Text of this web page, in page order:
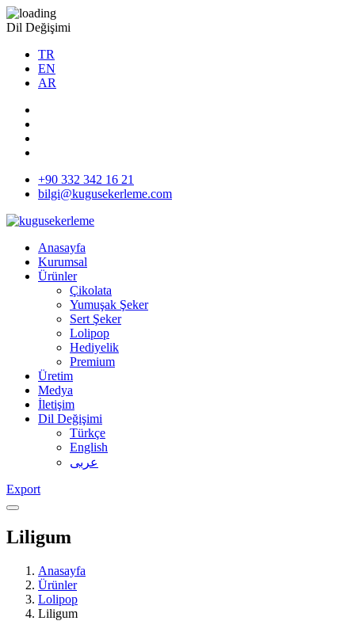
Dil Değişimi
TR
EN
AR
+90 332 342 16 21
bilgi@kugusekerleme.com
Anasayfa
Kurumsal
Ürünler
Çikolata
Yumuşak Şeker
Sert Şeker
Lolipop
Hediyelik
Premium
Üretim
Medya
İletişim
Dil Değişimi
Türkçe
English
عربى
Export
Liligum
Anasayfa
Ürünler
Lolipop
Liligum